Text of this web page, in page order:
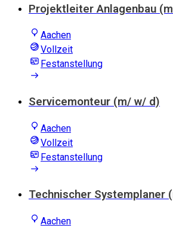
Projektleiter Anlagenbau
Aachen
Vollzeit
Festanstellung
Servicemonteur (m/ w/ d)
Aachen
Vollzeit
Festanstellung
Technischer Systemplaner
Aachen